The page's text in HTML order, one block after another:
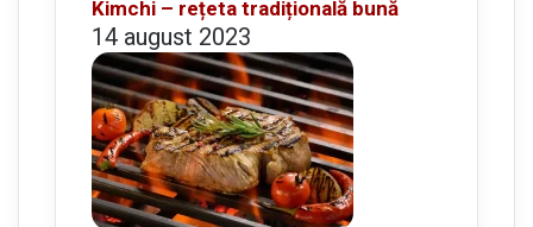
Kimchi – rețeta tradițională bună
14 august 2023